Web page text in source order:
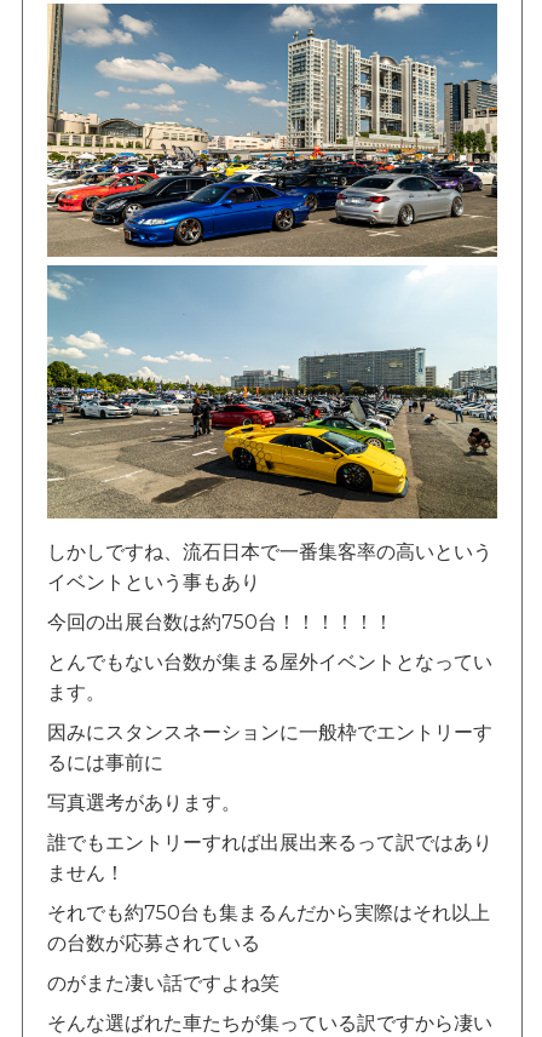
しかしですね、流石日本で一番集客率の高いという
イベントという事もあり
今回の出展台数は約750台！！！！！！
とんでもない台数が集まる屋外イベントとなってい
ます。
因みにスタンスネーションに一般枠でエントリーす
るには事前に
写真選考があります。
誰でもエントリーすれば出展出来るって訳ではあり
ません！
それでも約750台も集まるんだから実際はそれ以上
の台数が応募されている
のがまた凄い話ですよね笑
そんな選ばれた車たちが集っている訳ですから凄い